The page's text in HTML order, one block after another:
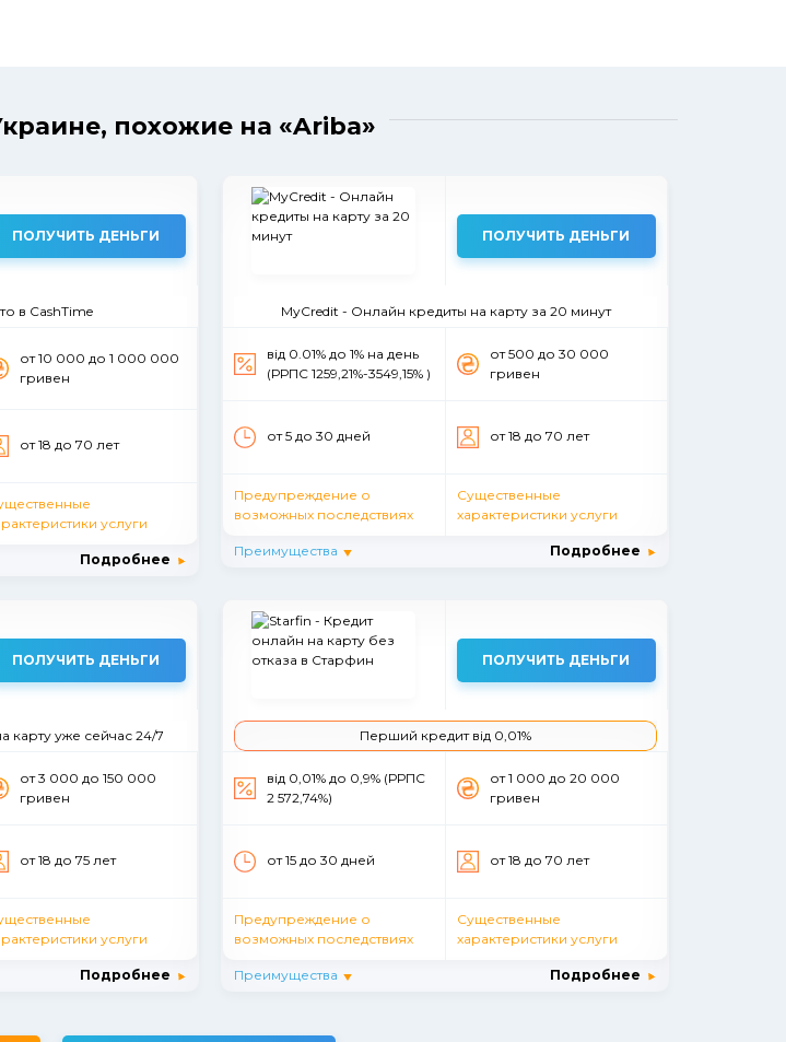
похожие на «Ariba»
ПОЛУЧИТЬ ДЕНЬГИ
в CashTime
от 10 000 до 1 000 000
гривен
от 18 до 70 лет
услуги
Подробнее
ПОЛУЧИТЬ ДЕНЬГИ
MyCredit - Онлайн кредиты на карту за 20 минут
від 0.01% до 1% на день
(РРПС 1259,21%-3549,15% )
от 500 до 30 000
гривен
от 5 до 30 дней от 18 до 70 лет
Предупреждение о
возможных последствиях
Существенные
характеристики услуги
Преимущества Подробнее
ПОЛУЧИТЬ ДЕНЬГИ
карту уже сейчас 24/7
от 3 000 до 150 000
гривен
от 18 до 75 лет
услуги
Подробнее
ПОЛУЧИТЬ ДЕНЬГИ
Перший кредит від 0,01%
вiд 0,01% до 0,9% (РРПС
2 572,74%)
от 1 000 до 20 000
гривен
от 15 до 30 дней от 18 до 70 лет
Предупреждение о
возможных последствиях
Существенные
характеристики услуги
Преимущества Подробнее